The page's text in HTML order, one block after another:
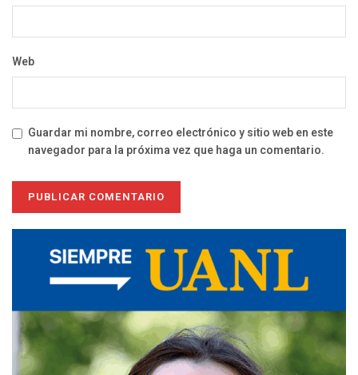
Web
Guardar mi nombre, correo electrónico y sitio web en este
navegador para la próxima vez que haga un comentario.